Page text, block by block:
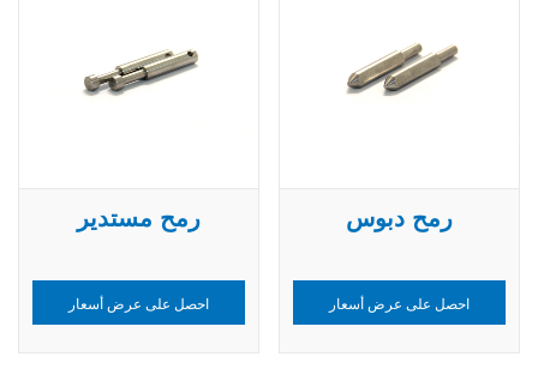
رمح مستدير
احصل على عرض أسعار
رمح دبوس
احصل على عرض أسعار